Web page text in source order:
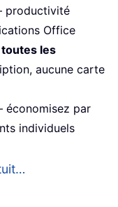
Office
les
aucune carte
par
individuels